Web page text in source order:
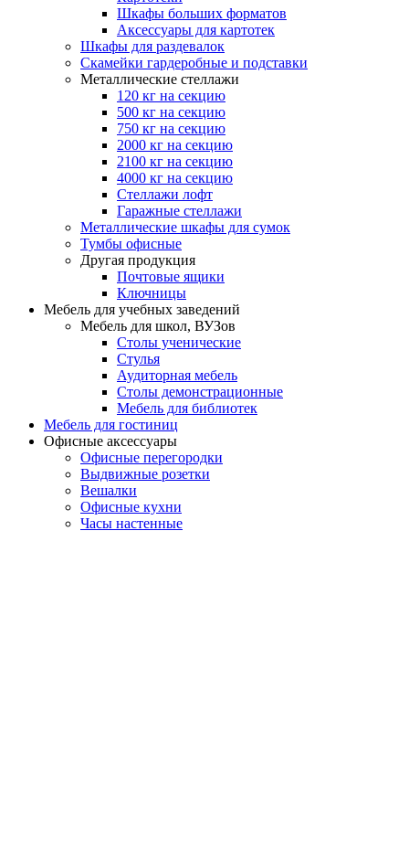
Шкафы больших форматов
Аксессуары для картотек
Шкафы для раздевалок
Скамейки гардеробные и подставки
Металлические стеллажи
120 кг на секцию
500 кг на секцию
750 кг на секцию
2000 кг на секцию
2100 кг на секцию
4000 кг на секцию
Стеллажи лофт
Гаражные стеллажи
Металлические шкафы для сумок
Тумбы офисные
Другая продукция
Почтовые ящики
Ключницы
Мебель для учебных заведений
Мебель для школ, ВУЗов
Столы ученические
Стулья
Аудиторная мебель
Столы демонстрационные
Мебель для библиотек
Мебель для гостиниц
Офисные аксессуары
Офисные перегородки
Выдвижные розетки
Вешалки
Офисные кухни
Часы настенные